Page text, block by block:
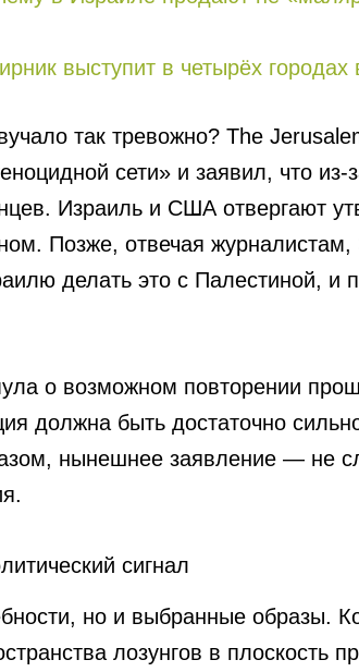
выступит в четырёх городах
так тревожно? The
сети» и заявил, что из-
Израиль и США отвергают
Позже, отвечая журналистам,
делать это с Палестиной, и
о возможном повторении
должна быть достаточно
нынешнее заявление — не
сигнал
но и выбранные образы.
лозунгов в плоскость